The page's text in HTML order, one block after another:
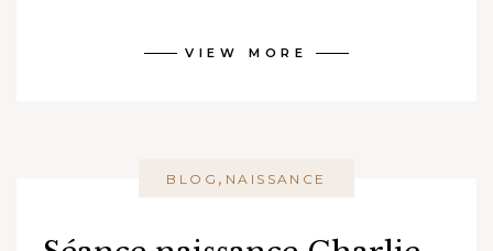
VIEW MORE
BLOG , NAISSANCE